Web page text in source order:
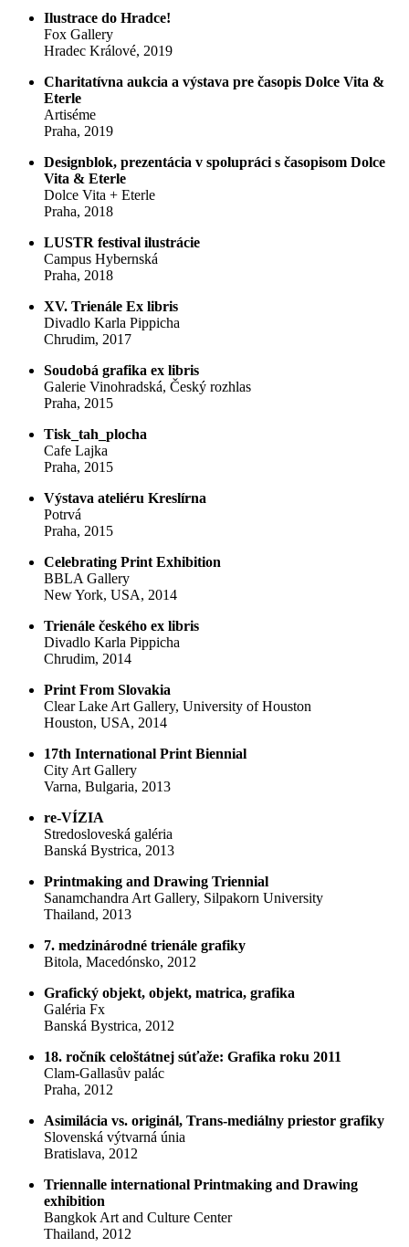
Ilustrace do Hradce!
Fox Gallery
Hradec Králové, 2019
Charitatívna aukcia a výstava pre časopis Dolce Vita &
Eterle
Artiséme
Praha, 2019
Designblok, prezentácia v spolupráci s časopisom Dolce
Vita & Eterle
Dolce Vita + Eterle
Praha, 2018
LUSTR festival ilustrácie
Campus Hybernská
Praha, 2018
XV. Trienále Ex libris
Divadlo Karla Pippicha
Chrudim, 2017
Soudobá grafika ex libris
Galerie Vinohradská, Český rozhlas
Praha, 2015
Tisk_tah_plocha
Cafe Lajka
Praha, 2015
Výstava ateliéru Kreslírna
Potrvá
Praha, 2015
Celebrating Print Exhibition
BBLA Gallery
New York, USA, 2014
Trienále českého ex libris
Divadlo Karla Pippicha
Chrudim, 2014
Print From Slovakia
Clear Lake Art Gallery, University of Houston
Houston, USA, 2014
17th International Print Biennial
City Art Gallery
Varna, Bulgaria, 2013
re-VÍZIA
Stredosloveská galéria
Banská Bystrica, 2013
Printmaking and Drawing Triennial
Sanamchandra Art Gallery, Silpakorn University
Thailand, 2013
7. medzinárodné trienále grafiky
Bitola, Macedónsko, 2012
Grafický objekt, objekt, matrica, grafika
Galéria Fx
Banská Bystrica, 2012
18. ročník celoštátnej súťaže: Grafika roku 2011
Clam-Gallasův palác
Praha, 2012
Asimilácia vs. originál, Trans-mediálny priestor grafiky
Slovenská výtvarná únia
Bratislava, 2012
Triennalle international Printmaking and Drawing
exhibition
Bangkok Art and Culture Center
Thailand, 2012